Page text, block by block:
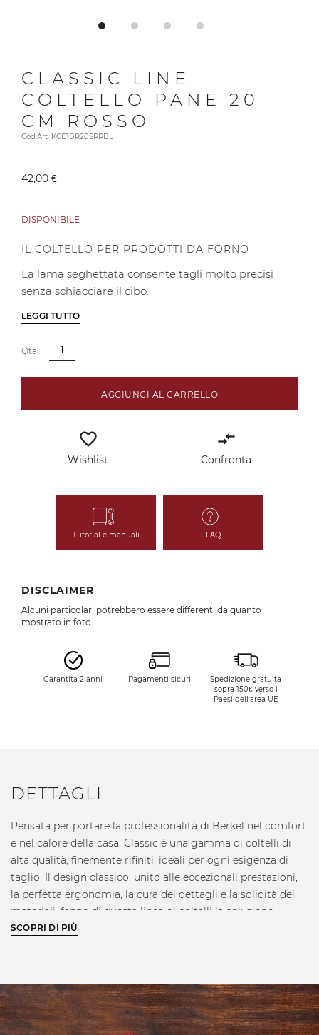
CLASSIC LINE
COLTELLO PANE 20
CM ROSSO
Cod.Art. KCE1BR20SRRBL
42,00 €
DISPONIBILE
IL COLTELLO PER PRODOTTI DA FORNO
La lama seghettata consente tagli molto precisi
senza schiacciare il cibo.
LEGGI TUTTO
Qtà
AGGIUNGI AL CARRELLO
favorite_border
Wishlist
compare_arrows
Confronta
Tutorial e manuali FAQ
DISCLAIMER
Alcuni particolari potrebbero essere differenti da quanto
mostrato in foto
Garantita 2 anni Pagamenti sicuri
Spedizione gratuita
sopra 150€ verso i
Paesi dell’area UE
DETTAGLI
Pensata per portare la professionalità di Berkel nel comfort
e nel calore della casa, Classic è una gamma di coltelli di
alta qualità, finemente rifiniti, ideali per ogni esigenza di
taglio. Il design classico, unito alle eccezionali prestazioni,
la perfetta ergonomia, la cura dei dettagli e la solidità dei
materiali, fanno di questa linea di coltelli la soluzione
perfetta per offrire agli chef di casa strumenti precisi, di
Confezionamento in scatola regalo FSC con interno in
cartone ripiegabile.
SCOPRI DI PIÙ